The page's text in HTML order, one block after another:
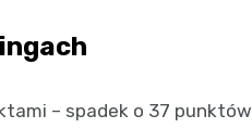
– spadek o 37 punktów